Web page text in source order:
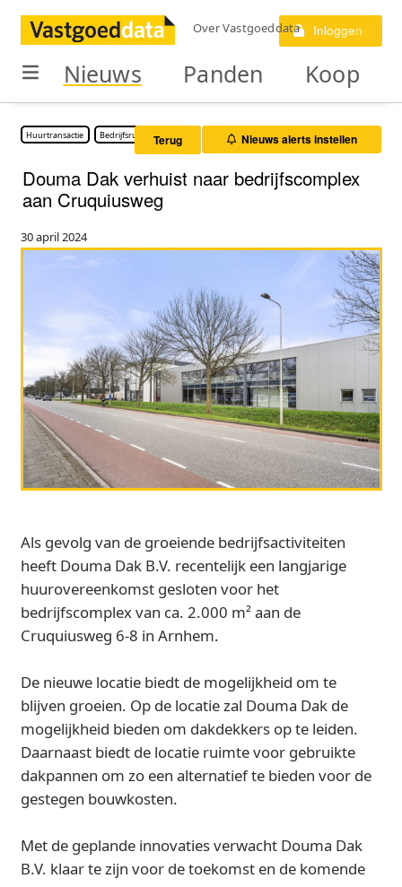
Over Vastgoeddata Inloggen
Nieuws Panden Koop
Huurtransactie Bedrijfsruimte Terug Nieuws alerts instellen
Douma Dak verhuist naar bedrijfscomplex
aan Cruquiusweg
30 april 2024
Als gevolg van de groeiende bedrijfsactiviteiten
heeft Douma Dak B.V. recentelijk een langjarige
huurovereenkomst gesloten voor het
bedrijfscomplex van ca. 2.000 m² aan de
Cruquiusweg 6-8 in Arnhem.
De nieuwe locatie biedt de mogelijkheid om te
blijven groeien. Op de locatie zal Douma Dak de
mogelijkheid bieden om dakdekkers op te leiden.
Daarnaast biedt de locatie ruimte voor gebruikte
dakpannen om zo een alternatief te bieden voor de
gestegen bouwkosten.
Met de geplande innovaties verwacht Douma Dak
B.V. klaar te zijn voor de toekomst en de komende